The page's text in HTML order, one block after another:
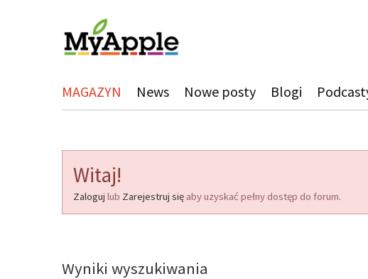
MAGAZYN News Nowe posty Blogi
Witaj!
Zaloguj lub Zarejestruj się aby uzyskać pełny dostęp do forum.
Wyniki wyszukiwania